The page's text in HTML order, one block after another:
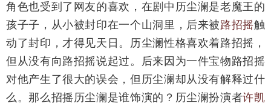
角色也受到了网友的喜欢，在剧中历尘澜是老魔王的
孩子子，从小被封印在一个山洞里，后来被路招摇触
动了封印，才得见天日。历尘澜性格喜欢着路招摇，
但从没有向路招摇说起过。后来因为一件宝物路招摇
对他产生了很大的误会，但历尘澜却从没有解释过什
么。那么招摇历尘澜是谁饰演的？历尘澜扮演者许凯